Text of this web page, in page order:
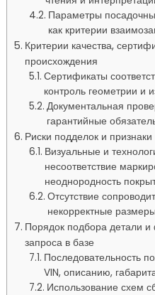
Параметры
как критерии
Критерии качества,
происхождения
Сертификаты
контроль геометрии и
Документальная
гарантийные
Риски подделок и
Визуальные и
несоответствие
неоднородность
Отсутствие
некорректные
Порядок подбора детали
запроса в базе
Последовательность
VIN, описанию,
Использование схем